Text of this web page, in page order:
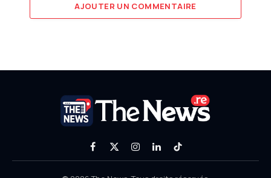
AJOUTER UN COMMENTAIRE
Facebook
X
(Twitter)
Instagram
LinkedInTikTok